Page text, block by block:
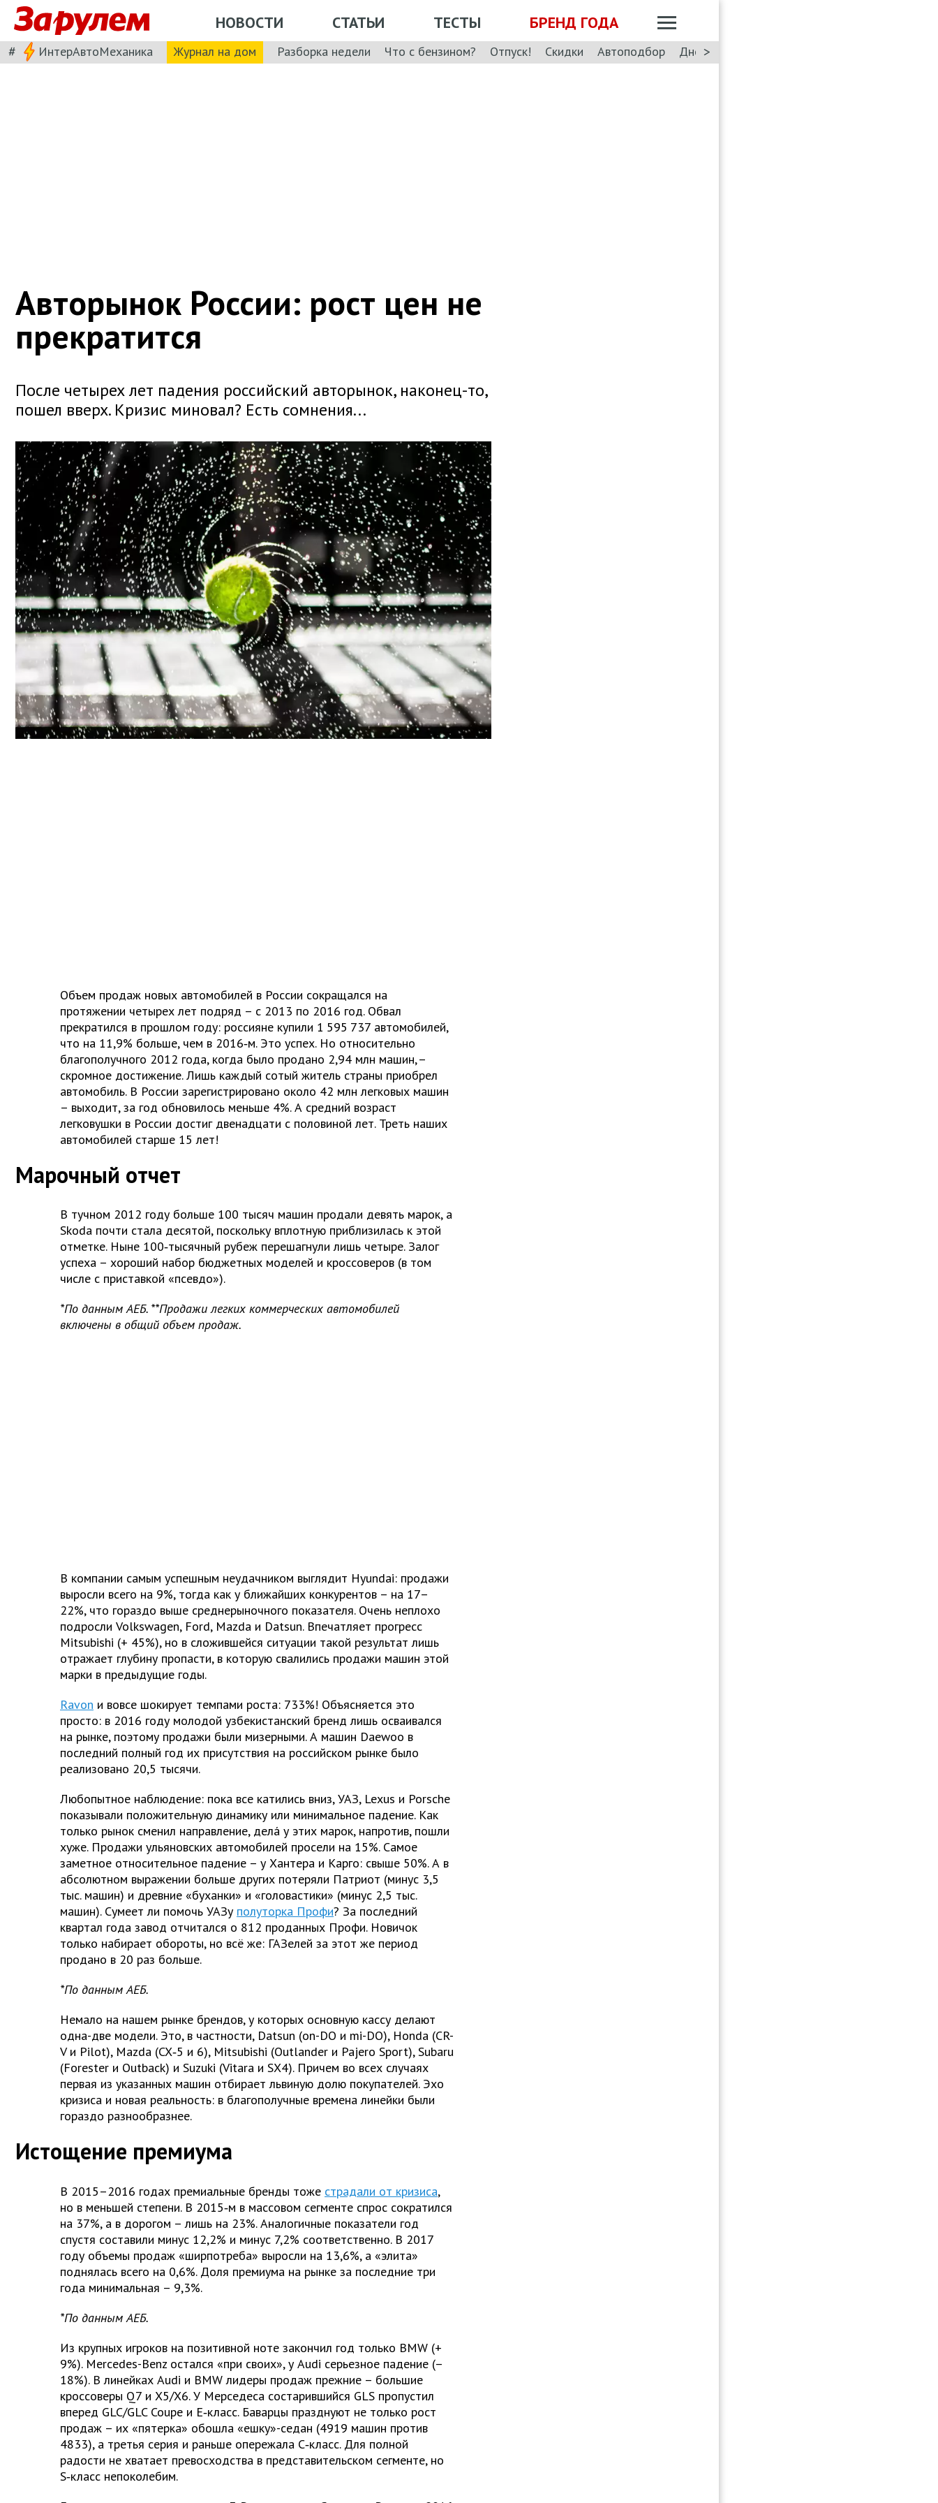
НОВОСТИ СТАТЬИ ТЕСТЫ БРЕНД ГОДА
# ИнтерАвтоМеханика Журнал на дом Разборка недели Что с бензином? Отпуск! Скидки Автоподбор Дневник: Лада Искра
>
Авторынок России: рост цен не
прекратится
После четырех лет падения российский авторынок, наконец-то,
пошел вверх. Кризис миновал? Есть сомнения...
Объем продаж новых автомобилей в России сокращался на
протяжении четырех лет подряд – с 2013 по 2016 год. Обвал
прекратился в прошлом году: россияне купили 1 595 737 автомобилей,
что на 11,9% больше, чем в 2016‑м. Это успех. Но относительно
благополучного 2012 года, когда было продано 2,94 млн машин, –
скромное достижение. Лишь каждый сотый житель страны приобрел
автомобиль. В России зарегистрировано около 42 млн легковых машин
– выходит, за год обновилось меньше 4%. А средний возраст
легковушки в России достиг двена­дцати с половиной лет. Треть наших
автомобилей старше 15 лет!
Марочный отчет
В тучном 2012 году больше 100 тысяч машин продали девять марок, а
Skoda почти стала десятой, поскольку вплотную приблизилась к этой
отметке. Ныне 100‑тысячный рубеж перешагнули лишь четыре. Залог
успеха – хороший набор бюджетных моделей и кроссоверов (в том
числе с приставкой «псевдо»).
*По данным АЕБ. **Продажи легких коммерческих автомобилей
включены в общий объем продаж.
В компании самым успешным неудачником выглядит Hyundai: продажи
выросли всего на 9%, тогда как у ближайших конкурентов – на 17–
22%, что гораздо выше среднерыночного показателя. Очень неплохо
подросли Volkswagen, Ford, Mazda и Datsun. Впечатляет прогресс
Mitsubishi (+ 45%), но в сложившейся ситуации такой результат лишь
отражает глубину пропасти, в которую свалились продажи машин этой
марки в предыдущие годы.
Ravon и вовсе шокирует темпами роста: 733%! Объясняется это
просто: в 2016 году молодой узбекистанский бренд лишь осваивался
на рынке, поэтому продажи были мизерными. А машин Daewoo в
последний полный год их присутствия на российском рынке было
реализовано 20,5 тысячи.
Любопытное наблюдение: пока все катились вниз, УАЗ, Lexus и Porsche
показывали положительную динамику или минимальное падение. Как
только рынок сменил направление, делá у этих марок, напротив, пошли
хуже. Продажи ульяновских автомобилей просели на 15%. Самое
заметное относительное падение – у Хантера и Карго: свыше 50%. А в
абсолютном выражении больше других потеряли Патриот (минус 3,5
тыс. машин) и древние «буханки» и «головастики» (минус 2,5 тыс.
машин). Сумеет ли помочь УАЗу полуторка Профи? За последний
квартал года завод отчитался о 812 проданных Профи. Новичок
только набирает обороты, но всё же: ГАЗелей за этот же период
продано в 20 раз больше.
*По данным АЕБ.
Немало на нашем рынке брендов, у которых основную кассу делают
одна-две модели. Это, в частности, Datsun (on-DO и mi-DO), Honda (CR-
V и Pilot), Mazda (CX‑5 и 6), Mitsubishi (Outlander и Pajero Sport), Subaru
(Forester и Outback) и Suzuki (Vitara и SX4). Причем во всех случаях
первая из указанных машин отбирает львиную долю покупателей. Эхо
кризиса и новая реальность: в благополучные времена линейки были
гораздо разнообразнее.
Истощение премиума
В 2015–2016 годах премиальные бренды тоже страдали от кризиса,
но в меньшей степени. В 2015‑м в массовом сегменте спрос сократился
на 37%, а в дорогом – лишь на 23%. Аналогичные показатели год
спустя составили минус 12,2% и минус 7,2% соответственно. В 2017
году объемы продаж «ширпотреба» выросли на 13,6%, а «элита»
поднялась всего на 0,6%. Доля премиума на рынке за последние три
года минимальная – 9,3%.
*По данным АЕБ.
Из крупных игроков на позитивной ноте закончил год только BMW (+
9%). Mercedes-Benz остался «при своих», у Audi серьезное падение (–
18%). В линейках Audi и BMW лидеры продаж прежние – большие
кроссоверы Q7 и X5/X6. У Мерседеса состарившийся GLS пропустил
вперед GLC/GLC Coupe и Е‑класс. Баварцы празднуют не только рост
продаж – их «пятерка» обошла «ешку»-седан (4919 машин против
4833), а третья серия и раньше опережала С‑класс. Для полной
радости не хватает превосходства в представительском сегменте, но
S‑класс непоколебим.